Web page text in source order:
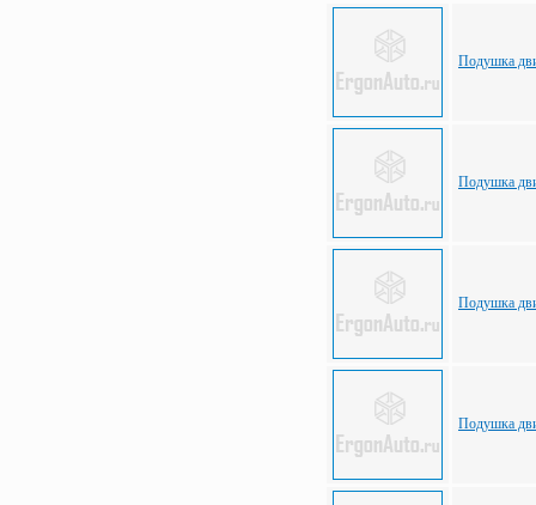
Подушка
Подушка
Подушка
Подушка